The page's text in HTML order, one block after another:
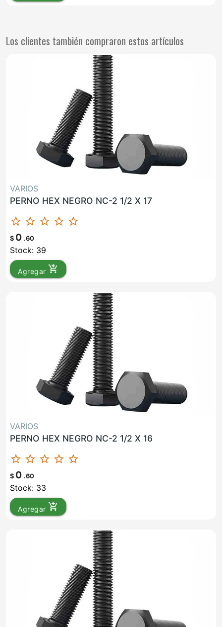
Los clientes también compraron estos artículos
VARIOS
PERNO HEX NEGRO NC-2 1/2 X 17
star_border star_border star_border star_border star_border
$ 0 .60
Stock: 39
Agregar add_shopping_cart
VARIOS
PERNO HEX NEGRO NC-2 1/2 X 16
star_border star_border star_border star_border star_border
$ 0 .60
Stock: 33
Agregar add_shopping_cart